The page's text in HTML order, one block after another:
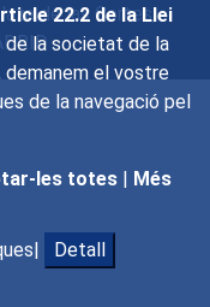
22.2 de la Llei
de la societat de la
el vostre
de la navegació pel
les totes | Més
Detall
de las Cortes,